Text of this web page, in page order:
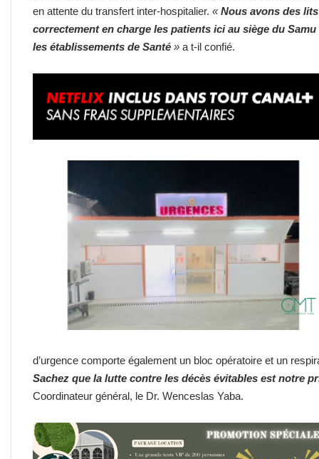
en attente du transfert inter-hospitalier. «Nous avons des
correctement en charge les patients ici au siège du
les établissements de Santé » a t-il confié.
d’urgence comporte également un bloc opératoire et un
Sachez que la lutte contre les décès évitables est notre
Coordinateur général, le Dr. Wenceslas Yaba.